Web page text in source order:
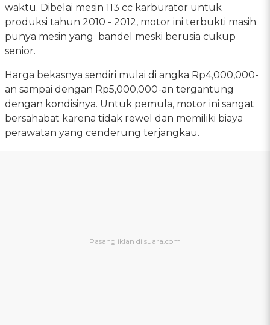
waktu. Dibelai mesin 113 cc karburator untuk
produksi tahun 2010 - 2012, motor ini terbukti masih
punya mesin yang bandel meski berusia cukup
senior.
Harga bekasnya sendiri mulai di angka Rp4,000,000-
an sampai dengan Rp5,000,000-an tergantung
dengan kondisinya. Untuk pemula, motor ini sangat
bersahabat karena tidak rewel dan memiliki biaya
perawatan yang cenderung terjangkau.